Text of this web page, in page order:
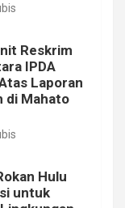
Reskrim
IPDA
Laporan
di Mahato
Hulu
untuk